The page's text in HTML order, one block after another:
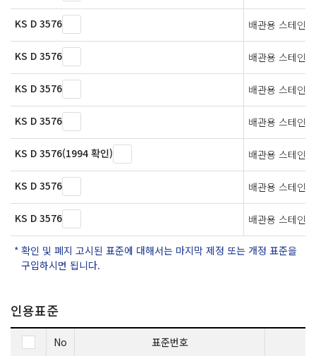
KS D 3576 배관용 스테인
KS D 3576 배관용 스테인
KS D 3576 배관용 스테인
KS D 3576 배관용 스테인
KS D 3576(1994 확인) 배관용 스테인
KS D 3576 배관용 스테인
KS D 3576 배관용 스테인
확인 및 폐지 고시된 표준에 대해서는 마지막 제정 또는 개정 표준을
구입하시면 됩니다.
인용표준
No 표준번호